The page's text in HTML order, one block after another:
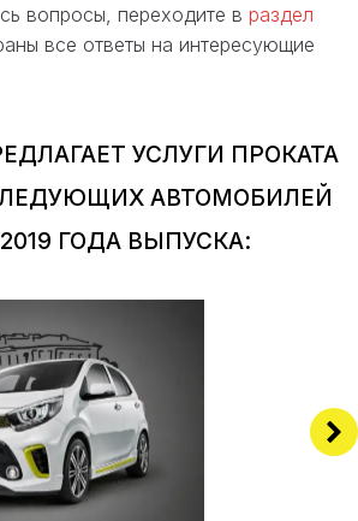
вопросы, переходите в раздел
все ответы на интересующие
УСЛУГИ ПРОКАТА
АВТОМОБИЛЕЙ
2019 ГОДА ВЫПУСКА: